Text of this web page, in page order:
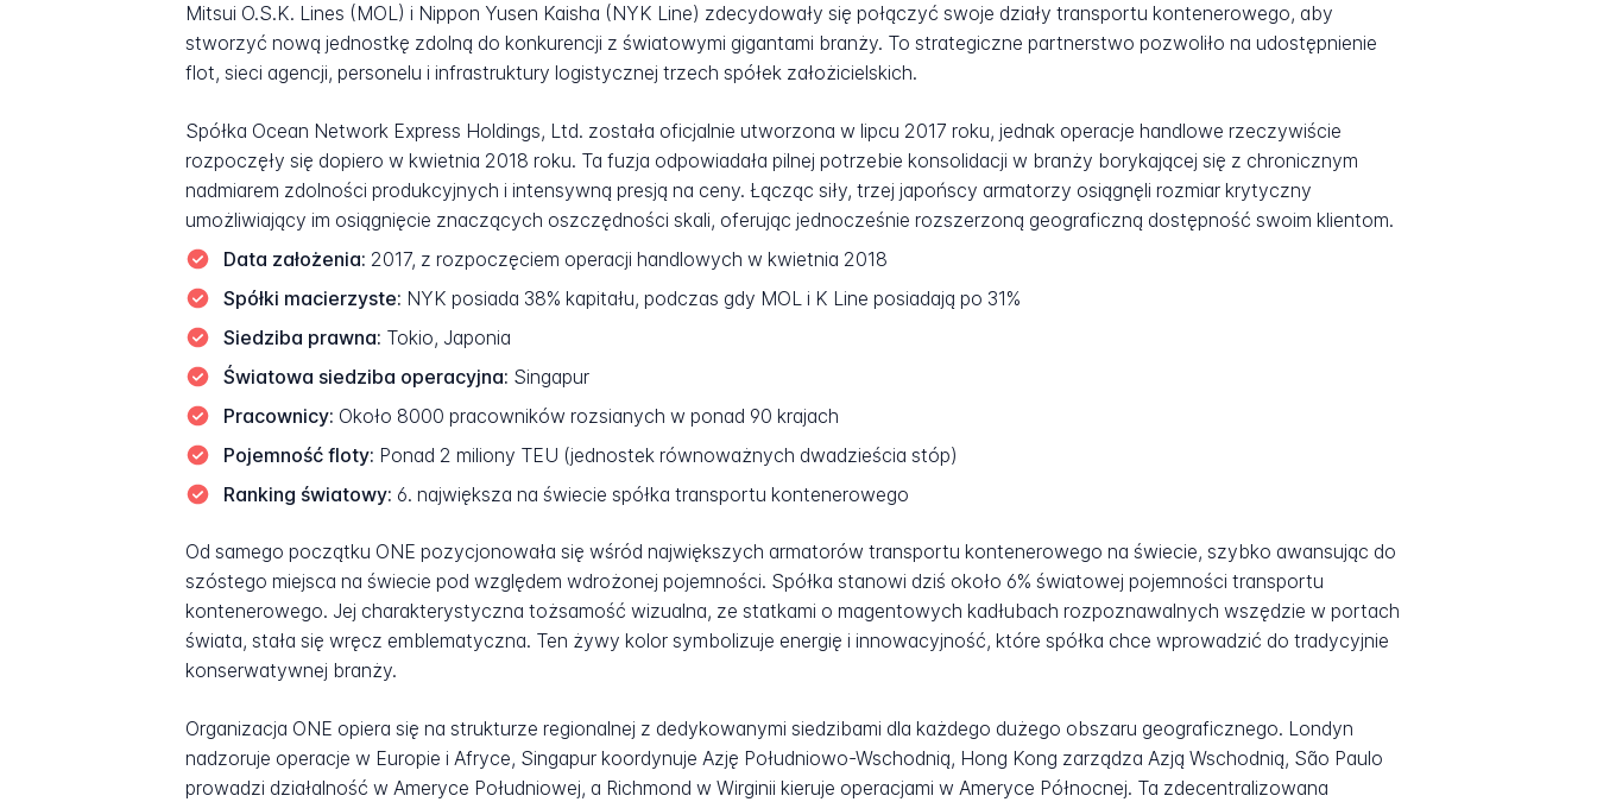
Mitsui O.S.K. Lines (MOL) i Nippon Yusen Kaisha (NYK Line) zdecydowały się połączyć swoje działy transportu kontenerowego, aby
stworzyć nową jednostkę zdolną do konkurencji z światowymi gigantami branży. To strategiczne partnerstwo pozwoliło na udostępnienie
flot, sieci agencji, personelu i infrastruktury logistycznej trzech spółek założicielskich.
Spółka Ocean Network Express Holdings, Ltd. została oficjalnie utworzona w lipcu 2017 roku, jednak operacje handlowe rzeczywiście
rozpoczęły się dopiero w kwietnia 2018 roku. Ta fuzja odpowiadała pilnej potrzebie konsolidacji w branży borykającej się z chronicznym
nadmiarem zdolności produkcyjnych i intensywną presją na ceny. Łącząc siły, trzej japońscy armatorzy osiągnęli rozmiar krytyczny
umożliwiający im osiągnięcie znaczących oszczędności skali, oferując jednocześnie rozszerzoną geograficzną dostępność swoim klientom.
Data założenia: 2017, z rozpoczęciem operacji handlowych w kwietnia 2018
Spółki macierzyste: NYK posiada 38% kapitału, podczas gdy MOL i K Line posiadają po 31%
Siedziba prawna: Tokio, Japonia
Światowa siedziba operacyjna: Singapur
Pracownicy: Około 8000 pracowników rozsianych w ponad 90 krajach
Pojemność floty: Ponad 2 miliony TEU (jednostek równoważnych dwadzieścia stóp)
Ranking światowy: 6. największa na świecie spółka transportu kontenerowego
Od samego początku ONE pozycjonowała się wśród największych armatorów transportu kontenerowego na świecie, szybko awansując do
szóstego miejsca na świecie pod względem wdrożonej pojemności. Spółka stanowi dziś około 6% światowej pojemności transportu
kontenerowego. Jej charakterystyczna tożsamość wizualna, ze statkami o magentowych kadłubach rozpoznawalnych wszędzie w portach
świata, stała się wręcz emblematyczna. Ten żywy kolor symbolizuje energię i innowacyjność, które spółka chce wprowadzić do tradycyjnie
konserwatywnej branży.
Organizacja ONE opiera się na strukturze regionalnej z dedykowanymi siedzibami dla każdego dużego obszaru geograficznego. Londyn
nadzoruje operacje w Europie i Afryce, Singapur koordynuje Azję Południowo-Wschodnią, Hong Kong zarządza Azją Wschodnią, São Paulo
prowadzi działalność w Ameryce Południowej, a Richmond w Wirginii kieruje operacjami w Ameryce Północnej. Ta zdecentralizowana